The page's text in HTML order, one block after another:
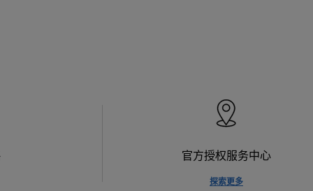
官方授权服务中心
探索更多